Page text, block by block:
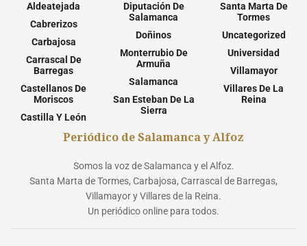
Aldeatejada
Cabrerizos
Carbajosa
Carrascal De
Barregas
Castellanos De
Moriscos
Castilla Y León
Diputación De
Salamanca
Doñinos
Monterrubio De
Armuña
Salamanca
San Esteban De La
Sierra
Santa Marta De
Tormes
Uncategorized
Universidad
Villamayor
Villares De La
Reina
Periódico de Salamanca y Alfoz
Somos la voz de Salamanca y el Alfoz.
Santa Marta de Tormes, Carbajosa, Carrascal de Barregas,
Villamayor y Villares de la Reina.
Un periódico online para todos.